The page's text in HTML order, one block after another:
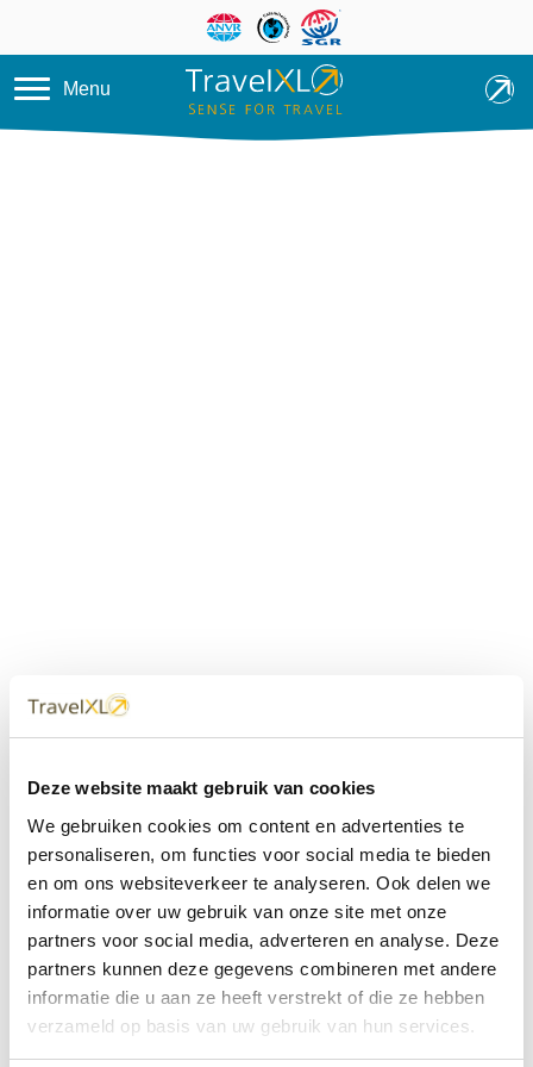
Deze website maakt gebruik van cookies
We gebruiken cookies om content en advertenties te
personaliseren, om functies voor social media te bieden
en om ons websiteverkeer te analyseren. Ook delen we
informatie over uw gebruik van onze site met onze
partners voor social media, adverteren en analyse. Deze
partners kunnen deze gegevens combineren met andere
informatie die u aan ze heeft verstrekt of die ze hebben
verzameld op basis van uw gebruik van hun services.
Overslaan en naar de inhoud
Menu
dichtbij
Met 60+ verkooppunten in Nederland en België staan wij
met onze XL Travelcenters, mobiele reisadviseurs van
TravelXL@Home en deze website altijd voor uw vakantie
klaar.
• Ontzorgen van A-Z • Onafhankelijk advies • Maatwerk •
Bespaar tijd en stress
TravelXLreisbureau's